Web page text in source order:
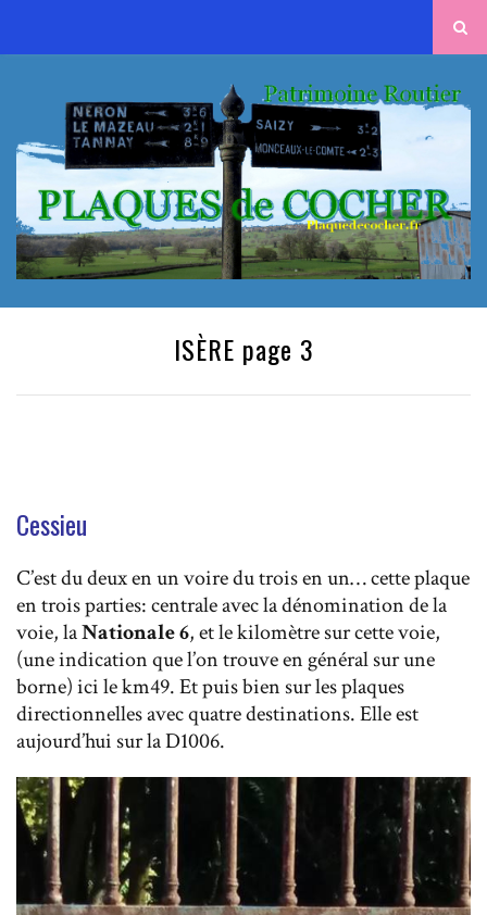
ISÈRE page 3
Cessieu
C’est du deux en un voire du trois en un… cette plaque
en trois parties: centrale avec la dénomination de la
voie, laNationale 6, et le kilomètre sur cette voie,
(une indication que l’on trouve en général sur une
borne) ici le km49. Et puis bien sur les plaques
directionnelles avec quatre destinations. Elle est
aujourd’hui sur la D1006.